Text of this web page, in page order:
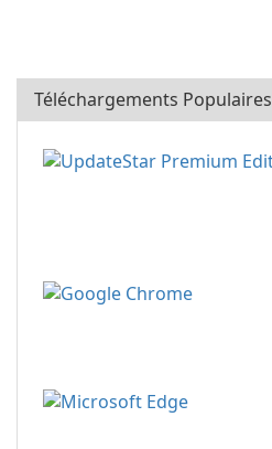
Téléchargements Populaires